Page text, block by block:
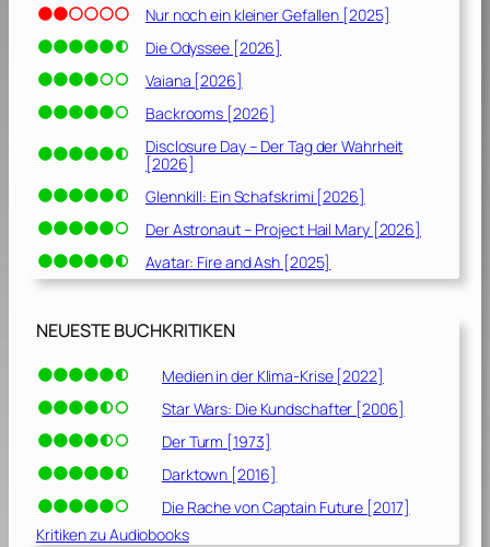
Nur noch ein kleiner Gefallen [2025]
Die Odyssee [2026]
Vaiana [2026]
Backrooms [2026]
Disclosure Day – Der Tag der Wahrheit
[2026]
Glennkill: Ein Schafskrimi [2026]
Der Astronaut – Project Hail Mary [2026]
Avatar: Fire and Ash [2025]
NEUESTE BUCHKRITIKEN
Medien in der Klima-Krise [2022]
Star Wars: Die Kundschafter [2006]
Der Turm [1973]
Darktown [2016]
Die Rache von Captain Future [2017]
Kritiken zu Audiobooks